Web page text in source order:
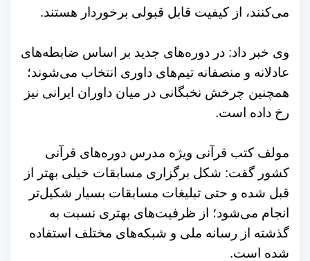
می‌کنند، از کیفیت قابل قبولی برخوردار هستند‌.
وی خبر داد: در دوره‌های جدید بر اساس ضابطه‌های
عادلانه و منصفانه تیم‌های داوری انتخاب می‌شوند؛
همچنین چرخش نخبگانی در میان داوران ایرانی نیز
رخ داده است.
مولف کتب قرآنی ویژه مدرس دوره‌های قرآنی
کشور گفت: شکل برگزاری مسابقات خیلی بهتر از
قبل شده و حتی تبلیغات مسابقات بسیار شکیل‌تر
انجام می‌شود؛ از ظرفیت‌های بهتری نسبت به
گذشته از رسانه ملی و شبکه‌های مختلف استفاده
شده است.